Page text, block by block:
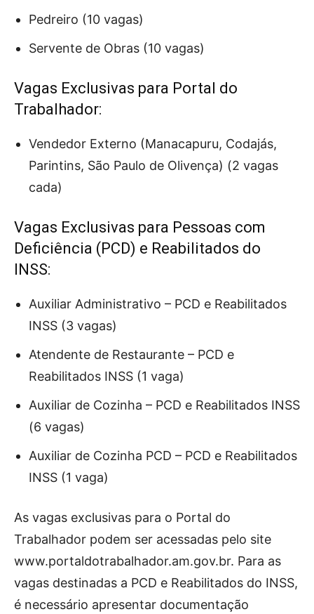
Pedreiro (10 vagas)
Servente de Obras (10 vagas)
Vagas Exclusivas para Portal do
Trabalhador:
Vendedor Externo (Manacapuru, Codajás,
Parintins, São Paulo de Olivença) (2 vagas
cada)
Vagas Exclusivas para Pessoas com
Deficiência (PCD) e Reabilitados do
INSS:
Auxiliar Administrativo – PCD e Reabilitados
INSS (3 vagas)
Atendente de Restaurante – PCD e
Reabilitados INSS (1 vaga)
Auxiliar de Cozinha – PCD e Reabilitados INSS
(6 vagas)
Auxiliar de Cozinha PCD – PCD e Reabilitados
INSS (1 vaga)
As vagas exclusivas para o Portal do
Trabalhador podem ser acessadas pelo site
www.portaldotrabalhador.am.gov.br. Para as
vagas destinadas a PCD e Reabilitados do INSS,
é necessário apresentar documentação